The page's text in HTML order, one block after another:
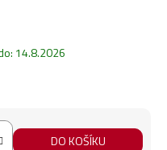
14.8.2026
DO KOŠÍKU